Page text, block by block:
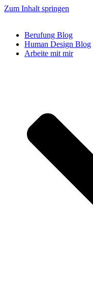
Zum Inhalt springen
Berufung Blog
Human Design Blog
Arbeite mit mir